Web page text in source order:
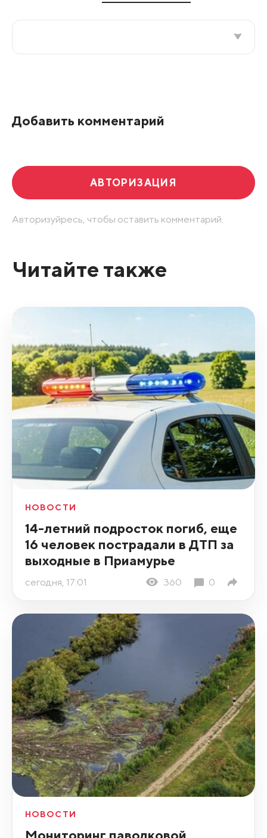
Добавить комментарий
АВТОРИЗАЦИЯ
Авторизуйресь, чтобы оставить комментарий.
Читайте также
НОВОСТИ
14-летний подросток погиб, еще
16 человек пострадали в ДТП за
выходные в Приамурье
сегодня, 17:01 360 0
НОВОСТИ